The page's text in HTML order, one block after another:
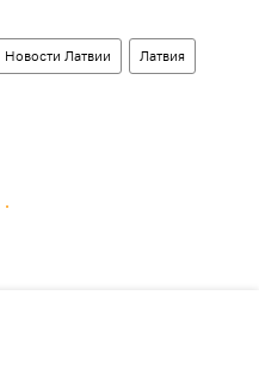
Новости Латвии Латвия